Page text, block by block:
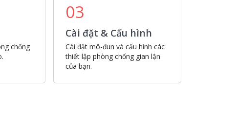
chống
03
Cài đặt & Cấu hình
Cài đặt mô-đun và cấu hình các
thiết lập phòng chống gian lận
của bạn.